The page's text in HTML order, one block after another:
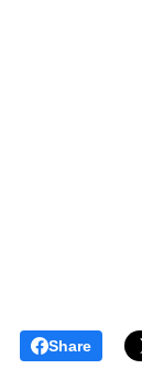
Share